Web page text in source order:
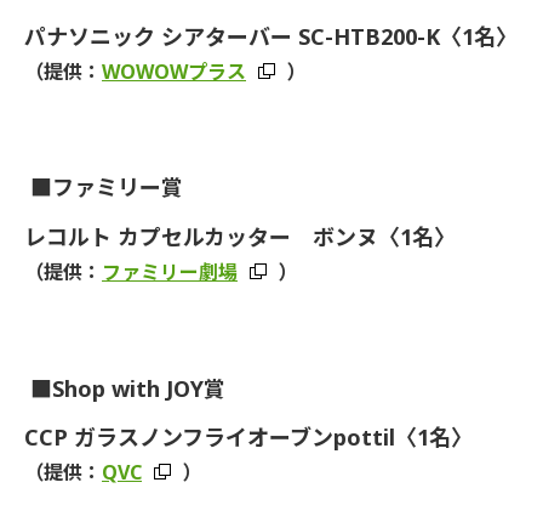
パナソニック シアターバー SC-HTB200-K〈1名〉
（提供： WOWOWプラス ）
■ファミリー賞
レコルト カプセルカッター ボンヌ〈1名〉
（提供： ファミリー劇場 ）
■Shop with JOY賞
CCP ガラスノンフライオーブンpottil〈1名〉
（提供： QVC ）